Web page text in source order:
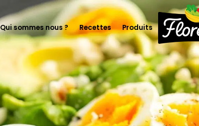
Qui sommes nous ?
En immersion chez Florette
Notre histoire
On s’engage pour le climat
Recettes Produits
Les salades
Les crudités,
toppings
L’apéritif